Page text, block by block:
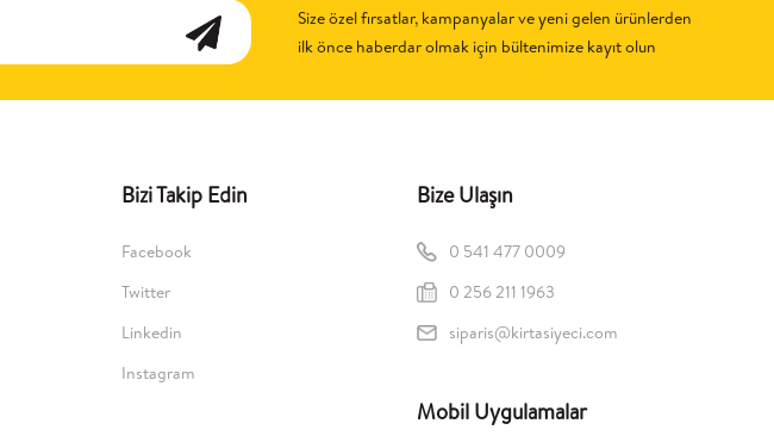
Size özel fırsatlar, kampanyalar ve yeni gelen ürünlerden
ilk önce haberdar olmak için bültenimize kayıt olun
Bizi Takip Edin
Facebook
Twitter
Linkedin
Instagram
Bize Ulaşın
0 541 477 0009
0 256 211 1963
siparis@kirtasiyeci.com
Mobil Uygulamalar